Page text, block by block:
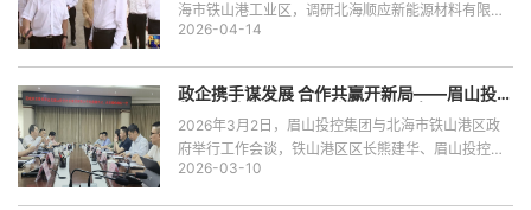
时，公司投资方广投资本、广投鼎新基金公司荣获
“年度政府引导基金优秀实践”，政企协同赋能成效显
海市铁山港工业区，调研北海顺应新能源材料有限公
司顺应储能电池材料加工项目建设情况。他强调，要
快推动项目早日投产达效，以重大产业项目建设赋能
广西新能源新材料产业高质量发展，为向海经济发展
注入新动能。北海市委书记蔡锦军一行陪同调研。
2026-04-14
政企携手谋发展 合作共赢开新局——眉山投控
2026年3月2日，眉山投控集团与北海市铁山港区政
府举行工作会谈，铁山港区区长熊建华、眉山投控总
经理徐继红、四川顺应董事长赵林及双方相关部门、
2026-03-10